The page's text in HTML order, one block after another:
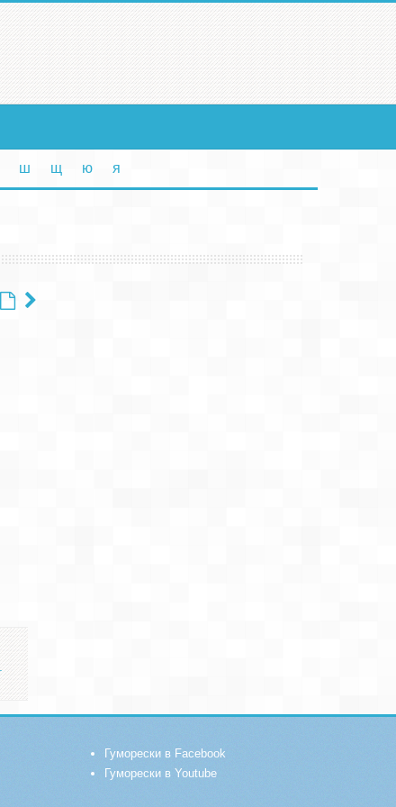
ш щ ю я
Гуморески в Facebook
Гуморески в Youtube